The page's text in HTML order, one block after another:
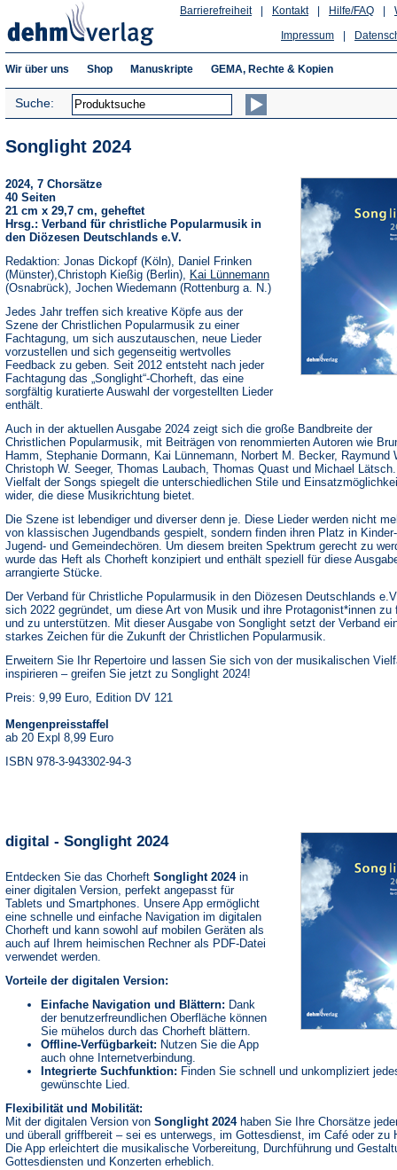
Hilfe/FAQ
Kontakt
Barrierefreiheit
Impressum
Wir über uns Shop Manuskripte GEMA, Rechte & Kopien
Suche:
Songlight 2024
2024, 7 Chorsätze
40 Seiten
21 cm x 29,7 cm, geheftet
Hrsg.: Verband für christliche Popularmusik in
den Diözesen Deutschlands e.V.
Redaktion: Jonas Dickopf (Köln), Daniel Frinken
(Münster),Christoph Kießig (Berlin), Kai Lünnemann
(Osnabrück), Jochen Wiedemann (Rottenburg a. N.)
Jedes Jahr treffen sich kreative Köpfe aus der
Szene der Christlichen Popularmusik zu einer
Fachtagung, um sich auszutauschen, neue Lieder
vorzustellen und sich gegenseitig wertvolles
Feedback zu geben. Seit 2012 entsteht nach jeder
Fachtagung das „Songlight“-Chorheft, das eine
sorgfältig kuratierte Auswahl der vorgestellten Lieder
enthält.
Auch in der aktuellen Ausgabe 2024 zeigt sich die große Bandbreite der
Christlichen Popularmusik, mit Beiträgen von renommierten Autoren wie
Hamm, Stephanie Dormann, Kai Lünnemann, Norbert M. Becker, Raymund
Christoph W. Seeger, Thomas Laubach, Thomas Quast und Michael
Vielfalt der Songs spiegelt die unterschiedlichen Stile und
wider, die diese Musikrichtung bietet.
Die Szene ist lebendiger und diverser denn je. Diese Lieder werden nicht
von klassischen Jugendbands gespielt, sondern finden ihren Platz in
Jugend- und Gemeindechören. Um diesem breiten Spektrum gerecht zu
wurde das Heft als Chorheft konzipiert und enthält speziell für diese
arrangierte Stücke.
Der Verband für Christliche Popularmusik in den Diözesen Deutschlands
sich 2022 gegründet, um diese Art von Musik und ihre Protagonist*innen zu
und zu unterstützen. Mit dieser Ausgabe von Songlight setzt der Verband
starkes Zeichen für die Zukunft der Christlichen Popularmusik.
Erweitern Sie Ihr Repertoire und lassen Sie sich von der musikalischen
inspirieren – greifen Sie jetzt zu Songlight 2024!
Preis: 9,99 Euro, Edition DV 121
Mengenpreisstaffel
ab 20 Expl 8,99 Euro
ISBN 978-3-943302-94-3
digital - Songlight 2024
Entdecken Sie das Chorheft Songlight 2024in
einer digitalen Version, perfekt angepasst für
Tablets und Smartphones. Unsere App ermöglicht
eine schnelle und einfache Navigation im digitalen
Chorheft und kann sowohl auf mobilen Geräten als
auch auf Ihrem heimischen Rechner als PDF-Datei
verwendet werden.
Vorteile der digitalen Version:
Einfache Navigation und Blättern: Dank
der benutzerfreundlichen Oberfläche können
Sie mühelos durch das Chorheft blättern.
Offline-Verfügbarkeit: Nutzen Sie die App
auch ohne Internetverbindung.
Integrierte Suchfunktion: Finden Sie schnell und unkompliziert
gewünschte Lied.
Flexibilität und Mobilität:
Mit der digitalen Version von Songlight 2024haben Sie Ihre Chorsätze
und überall griffbereit – sei es unterwegs, im Gottesdienst, im Café oder zu
Die App erleichtert die musikalische Vorbereitung, Durchführung und
Gottesdiensten und Konzerten erheblich.